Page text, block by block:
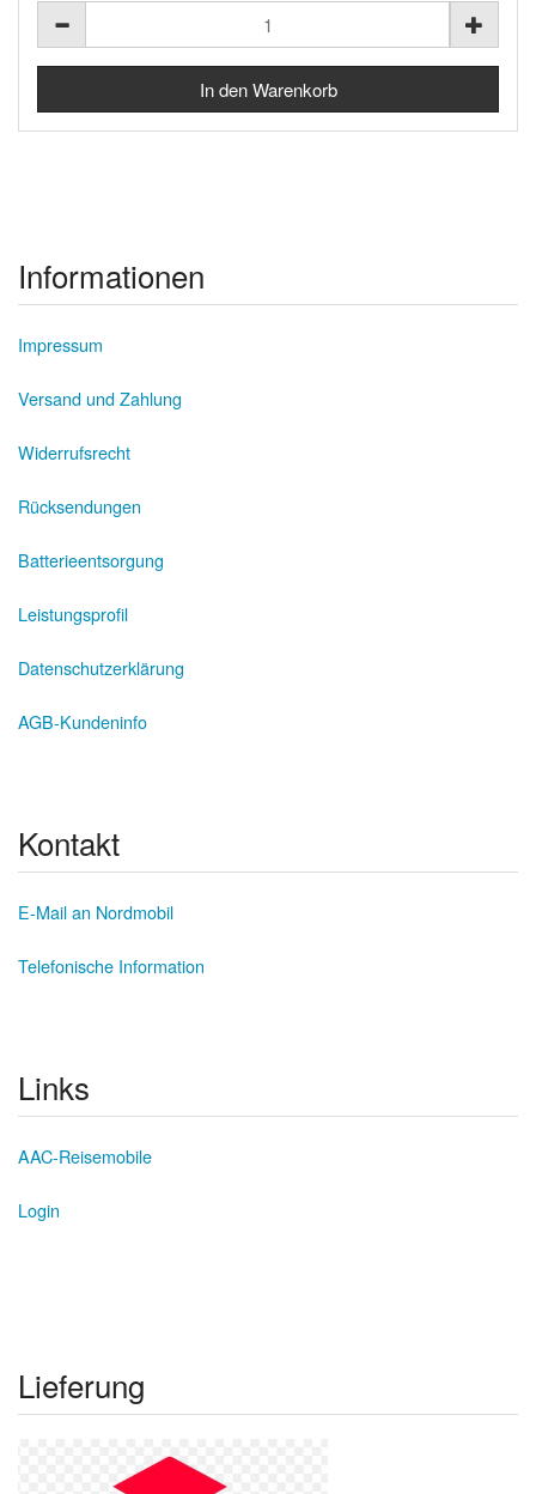
Informationen
Impressum
Versand und Zahlung
Widerrufsrecht
Rücksendungen
Batterieentsorgung
Leistungsprofil
Datenschutzerklärung
AGB-Kundeninfo
Kontakt
E-Mail an Nordmobil
Telefonische Information
Links
AAC-Reisemobile
Login
Lieferung